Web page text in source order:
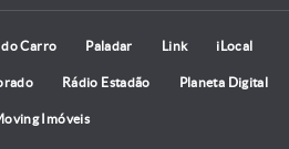
Carro Paladar Link iLocal
Rádio Estadão Planeta Digital
Imóveis